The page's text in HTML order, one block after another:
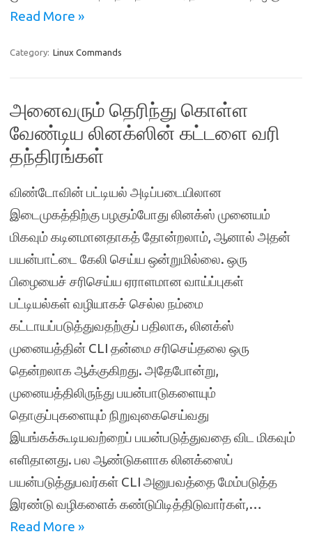
Read More »
Category: Linux Commands
அனைவரும் தெரிந்து கொள்ள
வேண்டிய லினக்ஸின் கட்டளை வரி
தந்திரங்கள்
விண்டோவின் பட்டியல் அடிப்படையிலான
இடைமுகத்திற்கு பழகும்போது லினக்ஸ் முனையம்
மிகவும் கடினமானதாகத் தோன்றலாம், ஆனால் அதன்
பயன்பாட்டை கேலி செய்ய ஒன்றுமில்லை. ஒரு
பிழையைச் சரிசெய்ய ஏராளமான வாய்ப்புகள்
பட்டியல்கள் வழியாகச் செல்ல நம்மை
கட்டாயப்படுத்துவதற்குப் பதிலாக, லினக்ஸ்
முனையத்தின் CLI தன்மை சரிசெய்தலை ஒரு
தென்றலாக ஆக்குகிறது. அதேபோன்று,
முனையத்திலிருந்து பயன்பாடுகளையும்
தொகுப்புகளையும் நிறுவுகைசெய்வது
இயங்கக்கூடியவற்றைப் பயன்படுத்துவதை விட மிகவும்
எளிதானது. பல ஆண்டுகளாக லினக்ஸைப்
பயன்படுத்துபவர்கள் CLI அனுபவத்தை மேம்படுத்த
இரண்டு வழிகளைக் கண்டுபிடித்திடுவார்கள்,…
Read More »